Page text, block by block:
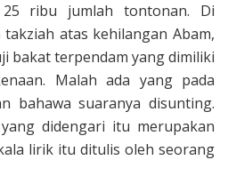
ribu jumlah tontonan. Di
atas kehilangan Abam,
bakat terpendam yang dimiliki
Malah ada yang pada
bahawa suaranya disunting.
didengari itu merupakan
lirik itu ditulis oleh seorang